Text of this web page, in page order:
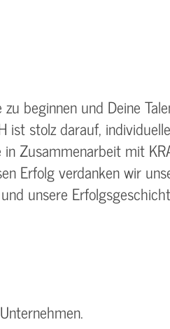
beginnen und Deine
ist stolz darauf,
Zusammenarbeit mit
Erfolg verdanken wir
unsere